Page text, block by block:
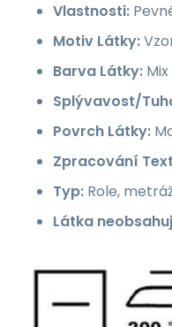
Vlastnosti:
Motiv Látky:
Barva Látky:
Splývavost/
Povrch Látky:
Zpracování
Typ: Role,
Látka